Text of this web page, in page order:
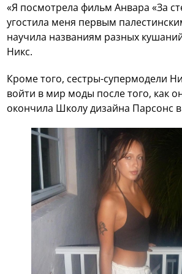
«Я посмотрела фильм Анвара «За
угостила меня первым
научила названиям разных
Никс.
Кроме того, сестры-супермодели
войти в мир моды после того, как
окончила Школу дизайна Парсонс